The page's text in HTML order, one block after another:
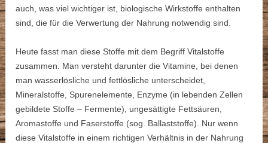
auch, was viel wichtiger ist, biologische Wirkstoffe enthalten
sind, die für die Verwertung der Nahrung notwendig sind.
Heute fasst man diese Stoffe mit dem Begriff Vitalstoffe
zusammen. Man versteht darunter die Vitamine, bei denen
man wasserlösliche und fettlösliche unterscheidet,
Mineralstoffe, Spurenelemente, Enzyme (in lebenden Zellen
gebildete Stoffe – Fermente), ungesättigte Fettsäuren,
Aromastoffe und Faserstoffe (sog. Ballaststoffe). Nur wenn
diese Vitalstoffe in einem richtigen Verhältnis in der Nahrung